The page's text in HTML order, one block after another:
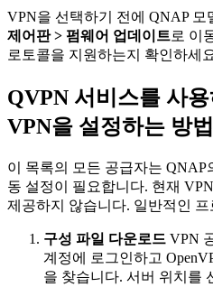
VPN을 선택하기 전에 QNAP 모
제어판 > 펌웨어 업데이트로 이
로토콜을 지원하는지 확인하세
QVPN 서비스를 사
VPN을 설정하는 방법
이 목록의 모든 공급자는
동 설정이 필요합니다. 현재
제공하지 않습니다. 일반적인
구성 파일 다운로드 VPN
계정에 로그인하고
을 찾습니다. 서버 위치를